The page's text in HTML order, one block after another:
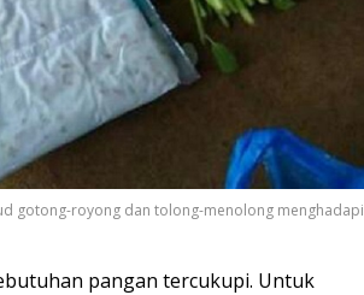
gotong-royong dan tolong-menolong menghadapi
pangan tercukupi. Untuk